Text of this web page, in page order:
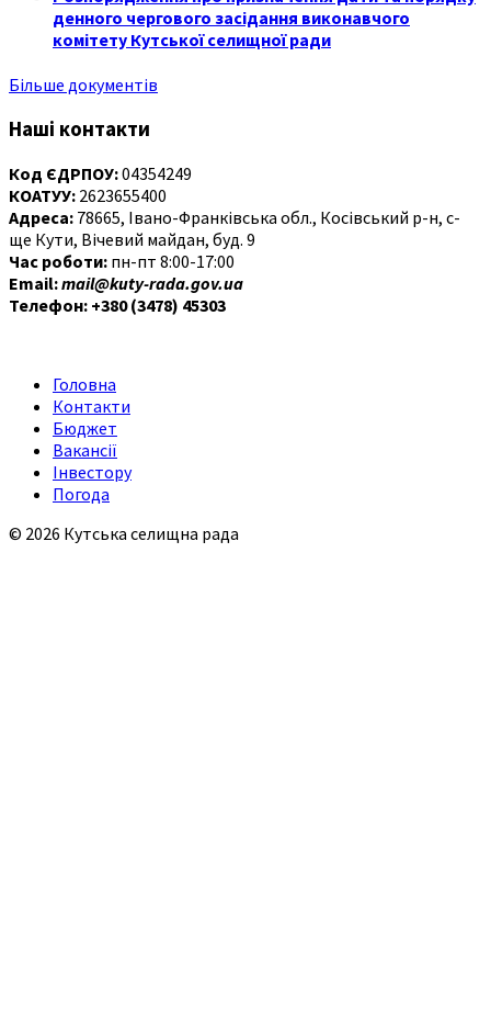
денного чергового засідання виконавчого
комітету Кутської селищної ради
Більше документів
Наші контакти
Код ЄДРПОУ:04354249
КОАТУУ: 2623655400
Адреса: 78665, Івано-Франківська обл., Косівський р-н, с-
ще Кути, Вічевий майдан, буд. 9
Час роботи: пн-пт 8:00-17:00
Email:mail@kuty-rada.gov.ua
Телефон: +380 (3478) 45303
Головна
Контакти
Бюджет
Вакансії
Інвестору
Погода
© 2026 Кутська селищна рада